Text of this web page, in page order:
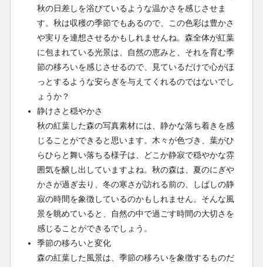
秋の日差しを浴びているような温かさを感じさせま
す。秋は収穫の季節でもあるので、この色彩は豊かさ
や実りを連想させるかもしれませんね。森全体が紅葉
に包まれている光景は、自然の恵みと、それを育む季
節の移ろいを感じさせるので、見ているだけで心がほ
っとするような安らぎを与えてくれるのではないでし
ょうか？
静けさと穏やかさ
秋の紅葉した森の写真素材には、静かな落ち着きを感
じることができると思います。木々が色づき、葉がひ
らひらと舞い落ちる様子は、どこか静寂で穏やかな雰
囲気を醸し出していますよね。秋の森は、夏のにぎや
かさが過ぎ去り、冬の寒さが訪れる前の、しばしの静
寂の時間を象徴しているのかもしれません。そんな風
景を眺めていると、自然の中で過ごす時間の大切さを
感じることができるでしょう。
季節の移ろいと変化
森の紅葉した風景は、季節の移ろいを象徴するものだ